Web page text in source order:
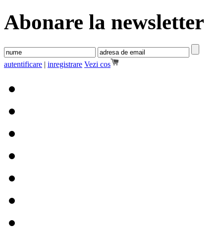
Abonare la newsletter
autentificare | inregistrare Vezi cos